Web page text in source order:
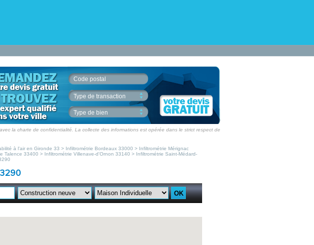
Code postal
Type de transaction
Type de bien
la charte de confidentialité. La collecte des informations est opérée dans le strict respect de
à l'air en Gironde 33 > Infiltrométrie Bordeaux 33000 > Infiltrométrie Mérignac
Talence 33400 > Infiltrométrie Villenave-d'Ornon 33140 > Infiltrométrie Saint-Médard-